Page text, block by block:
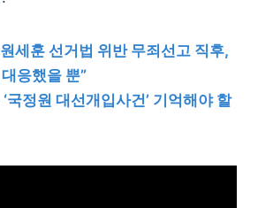
세훈 선거법 위반 무죄선고 직후,
응했을 뿐”
‘국정원 대선개입사건’ 기억해야 할